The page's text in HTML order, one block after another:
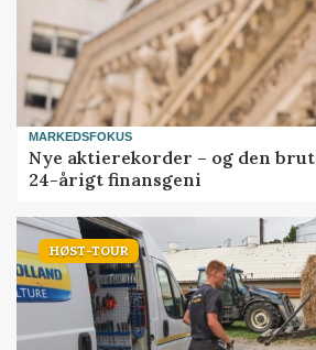
MARKEDSFOKUS
Nye aktierekorder – og den
24-årigt finansgeni
HØST-TOUR